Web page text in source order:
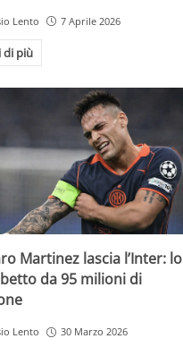
Lento 7 Aprile 2026
di più
Martinez lascia l’Inter: lo
da 95 milioni di
Lento 30 Marzo 2026